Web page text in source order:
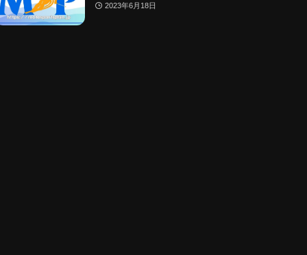
2023年6月18日